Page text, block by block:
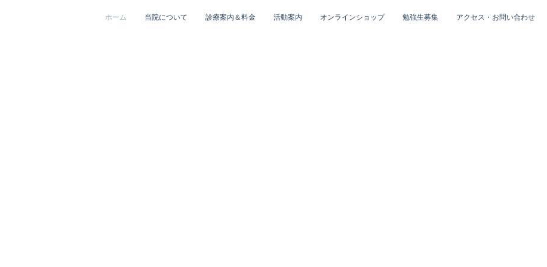
ホーム 当院について 診療案内＆料金 活動案内 オンラインショップ 勉強生募集 アクセス・お問い合わせ